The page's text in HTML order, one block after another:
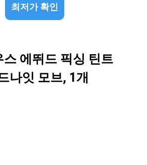
최저가 확인
에뛰드 픽싱 틴트
나잇 모브, 1개